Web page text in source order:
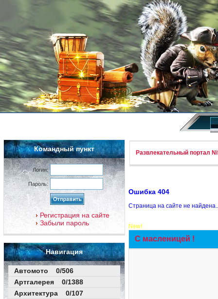
Командный пункт
Логин:
Пароль:
Регистрация на сайте
Забыли пароль
Навигация
Автомото 0/506
Артгалерея 0/1388
Архитектура 0/107
Развлекательный портал
Ошибка 404
Страница на сайте не
New!
С масленицей !